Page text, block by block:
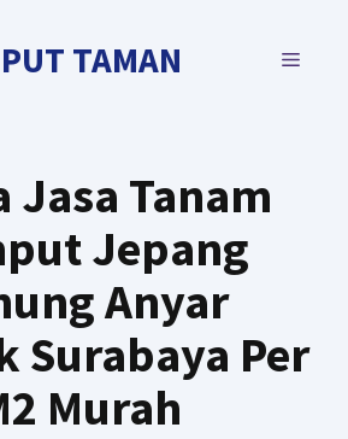
TAMAN MENU
Jasa Tanam
Jepang
Anyar
Surabaya Per
Murah